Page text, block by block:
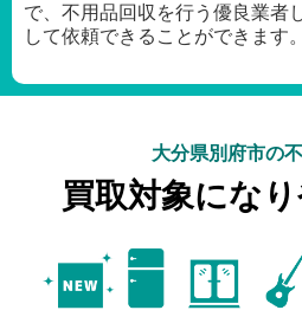
で、不用品回収を行う優良業者
して依頼できることができます。
大分県別府市の
買取対象にな